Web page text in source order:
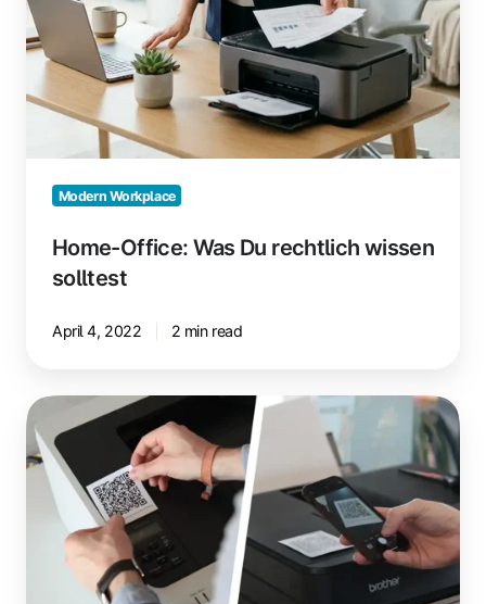
Modern Workplace
Home-Office: Was Du rechtlich wissen
solltest
April 4, 2022 2 min read
Sicheres
Pull
Printing
ezeep